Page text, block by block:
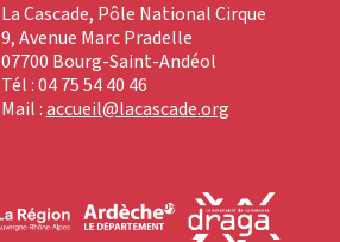
La Cascade, Pôle National Cirque
9, Avenue Marc Pradelle
07700 Bourg-Saint-Andéol
Tél : 04 75 54 40 46
Mail :accueil@lacascade.org